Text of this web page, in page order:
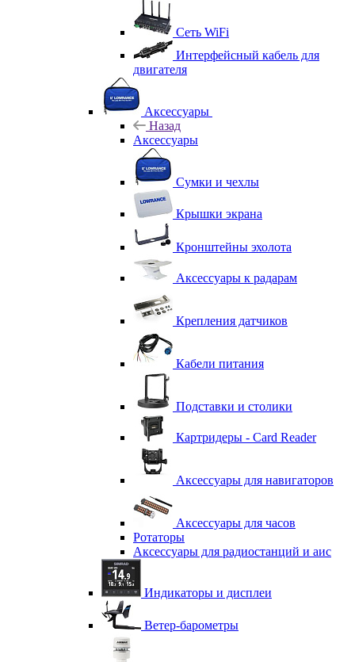
Сеть WiFi
Интерфейсный кабель для
двигателя
Аксессуары
Назад
Аксессуары
Сумки и чехлы
Крышки экрана
Кронштейны эхолота
Аксессуары к радарам
Крепления датчиков
Кабели питания
Подставки и столики
Картридеры - Card Reader
Аксессуары для навигаторов
Аксессуары для часов
Ротаторы
Аксессуары для радиостанций и аис
Индикаторы и дисплеи
Ветер-барометры